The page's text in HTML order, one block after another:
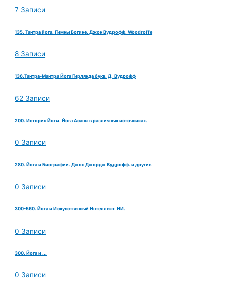
7 Записи
135. Тантра йога. Гимны Богине. Джон Вудрофф. Woodroffe
8 Записи
136.Тантра-Мантра Йога Гирлянда букв. Д. Вудрофф
62 Записи
200. История Йоги. Йога Асаны в различных источниках.
0 Записи
280. Йога и Биографии. Джон Джордж Вудрофф. и другие.
0 Записи
300-560. Йога и Искусственный Интеллект. ИИ.
0 Записи
300. Йога и ...
0 Записи